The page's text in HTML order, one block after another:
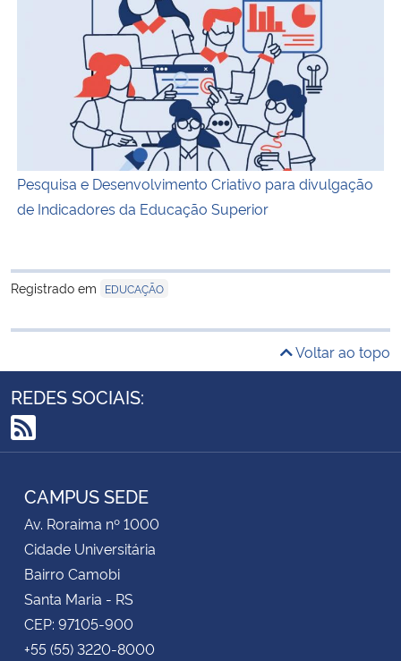
Pesquisa e Desenvolvimento Criativo para divulgação
de Indicadores da Educação Superior
Registrado em EDUCAÇÃO
Voltar ao topo
REDES SOCIAIS:
RSS
CAMPUS SEDE
Av. Roraima nº 1000
Cidade Universitária
Bairro Camobi
Santa Maria - RS
CEP: 97105-900
+55 (55) 3220-8000